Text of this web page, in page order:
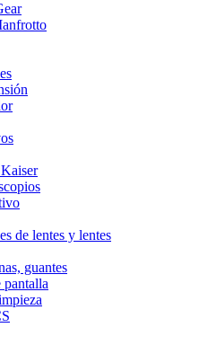
de lentes y lentes
guantes
pantalla